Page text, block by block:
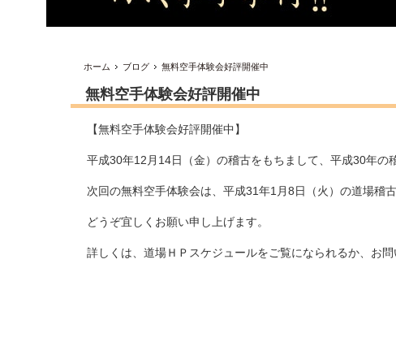
ホーム ブログ 無料空手体験会好評開催中
無料空手体験会好評開催中
【無料空手体験会好評開催中】
平成30年12月14日（金）の稽古をもちまして、平成30年の
次回の無料空手体験会は、平成31年1月8日（火）の道場稽
どうぞ宜しくお願い申し上げます。
詳しくは、道場ＨＰスケジュールをご覧になられるか、お